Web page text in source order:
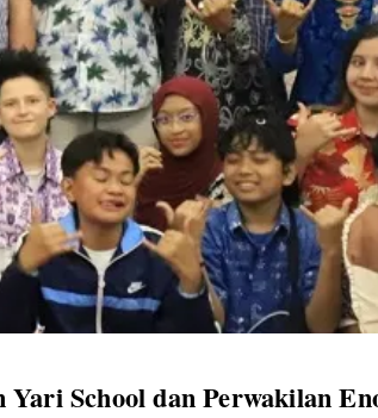
School dan Perwakilan